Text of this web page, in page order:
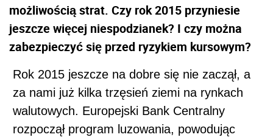
możliwością strat. Czy rok 2015 przyniesie
jeszcze więcej niespodzianek? I czy można
zabezpieczyć się przed ryzykiem kursowym?
Rok 2015 jeszcze na dobre się nie zaczął, a
za nami już kilka trzęsień ziemi na rynkach
walutowych. Europejski Bank Centralny
rozpoczął program luzowania, powodując